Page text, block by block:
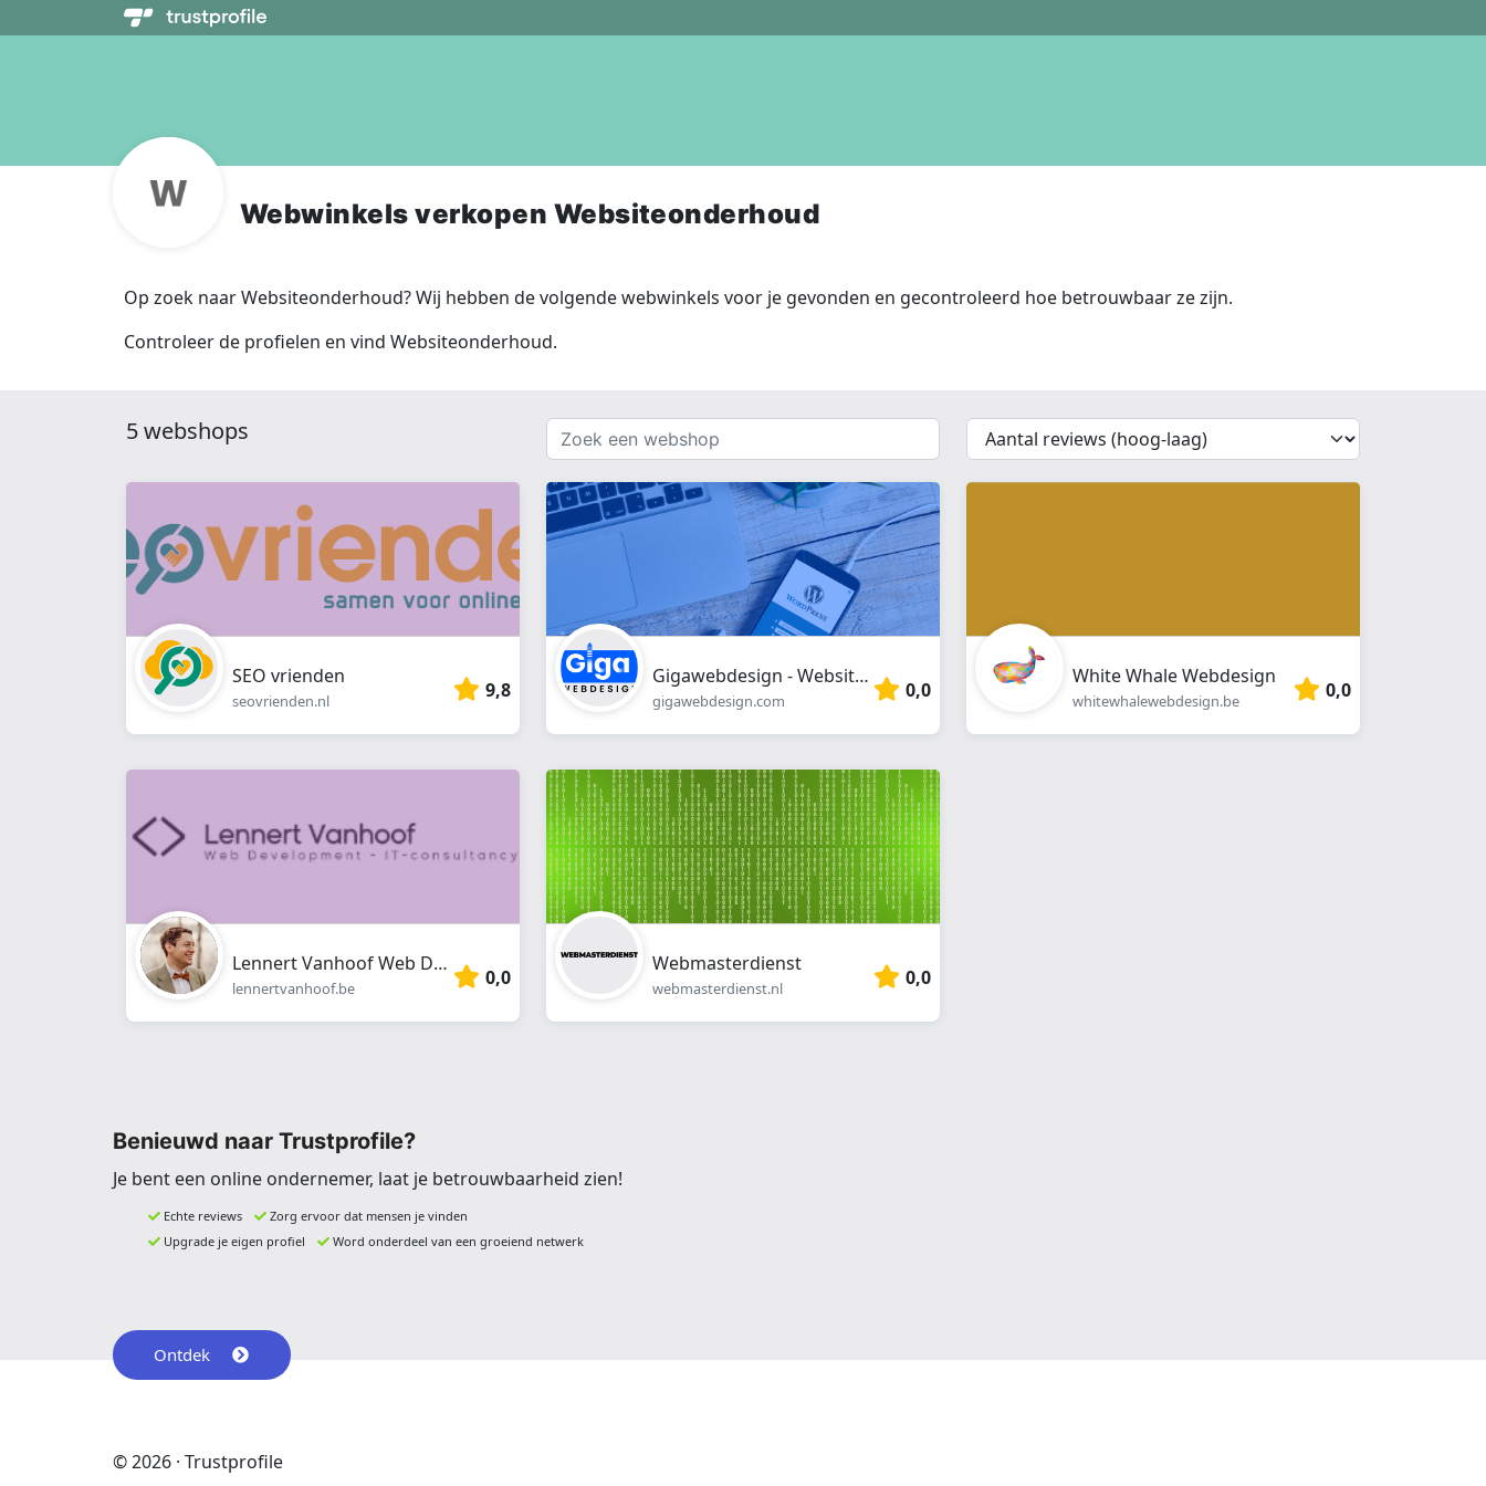
Webwinkels verkopen Websiteonderhoud
Op zoek naar Websiteonderhoud? Wij hebben de volgende webwinkels voor je gevonden en gecontroleerd hoe betrouwbaar ze zijn.
Controleer de profielen en vind Websiteonderhoud.
5 webshops
Zoek
een
webshop
{{
__('Sort')
}}
SEO vrienden
seovrienden.nl 9,8
Gigawebdesign - Website laten maken
gigawebdesign.com 0,0
White Whale Webdesign
whitewhalewebdesign.be 0,0
Lennert Vanhoof Web Development - IT-consultancy
lennertvanhoof.be 0,0
Webmasterdienst
webmasterdienst.nl 0,0
Benieuwd naar Trustprofile?
Je bent een online ondernemer, laat je betrouwbaarheid zien!
Echte reviews
Zorg ervoor dat mensen je vinden
Upgrade je eigen profiel
Word onderdeel van een groeiend netwerk
Ontdek
© 2026 · Trustprofile